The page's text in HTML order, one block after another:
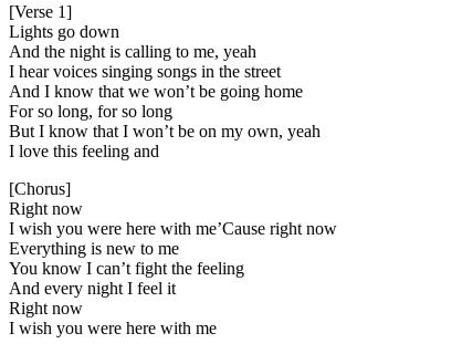
[Verse 1]
Lights go down
And the night is calling to me, yeah
I hear voices singing songs in the street
And I know that we won’t be going home
For so long, for so long
But I know that I won’t be on my own, yeah
I love this feeling and
[Chorus]
Right now
I wish you were here with me’Cause right now
Everything is new to me
You know I can’t fight the feeling
And every night I feel it
Right now
I wish you were here with me